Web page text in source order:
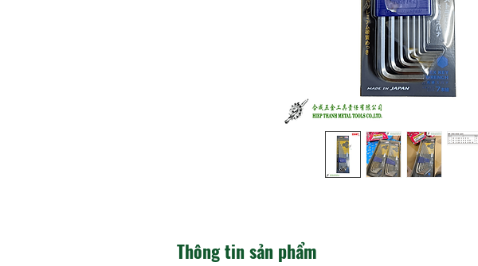
Thông tin sản phẩm